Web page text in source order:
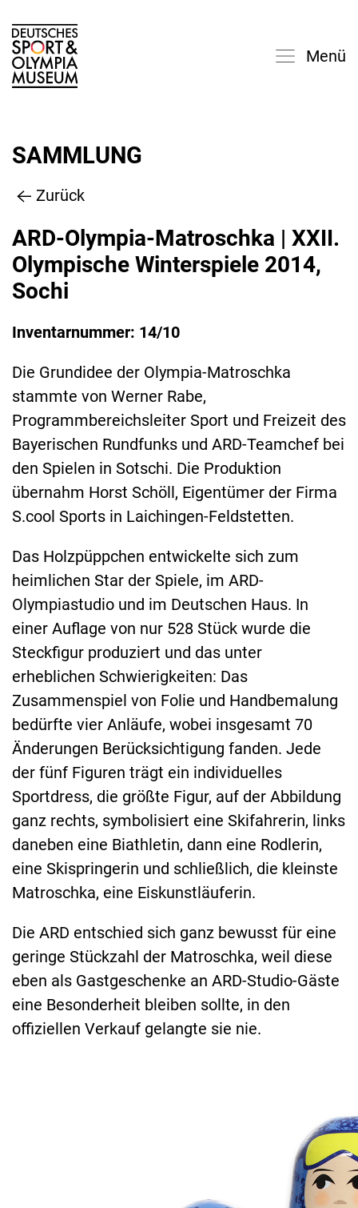
Menü
SAMMLUNG
Zurück
ARD-Olympia-Matroschka | XXII.
Olympische Winterspiele 2014,
Sochi
Inventarnummer: 14/10
Die Grundidee der Olympia-Matroschka
stammte von Werner Rabe,
Programmbereichsleiter Sport und Freizeit des
Bayerischen Rundfunks und ARD-Teamchef bei
den Spielen in Sotschi. Die Produktion
übernahm Horst Schöll, Eigentümer der Firma
S.cool Sports in Laichingen-Feldstetten.
Das Holzpüppchen entwickelte sich zum
heimlichen Star der Spiele, im ARD-
Olympiastudio und im Deutschen Haus. In
einer Auflage von nur 528 Stück wurde die
Steckfigur produziert und das unter
erheblichen Schwierigkeiten: Das
Zusammenspiel von Folie und Handbemalung
bedürfte vier Anläufe, wobei insgesamt 70
Änderungen Berücksichtigung fanden. Jede
der fünf Figuren trägt ein individuelles
Sportdress, die größte Figur, auf der Abbildung
ganz rechts, symbolisiert eine Skifahrerin, links
daneben eine Biathletin, dann eine Rodlerin,
eine Skispringerin und schließlich, die kleinste
Matroschka, eine Eiskunstläuferin.
Die ARD entschied sich ganz bewusst für eine
geringe Stückzahl der Matroschka, weil diese
eben als Gastgeschenke an ARD-Studio-Gäste
eine Besonderheit bleiben sollte, in den
offiziellen Verkauf gelangte sie nie.